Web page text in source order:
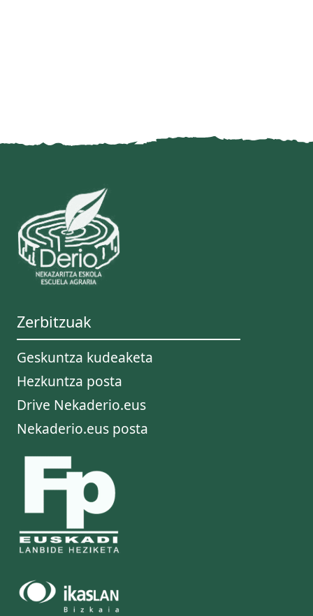
Zerbitzuak
Geskuntza kudeaketa
Hezkuntza posta
Drive Nekaderio.eus
Nekaderio.eus posta